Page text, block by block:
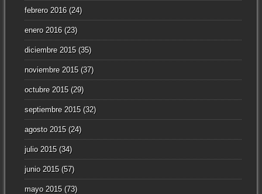
febrero 2016(24)
enero 2016(23)
diciembre 2015(35)
noviembre 2015(37)
octubre 2015(29)
septiembre 2015(32)
agosto 2015(24)
julio 2015(34)
junio 2015(57)
mayo 2015(73)